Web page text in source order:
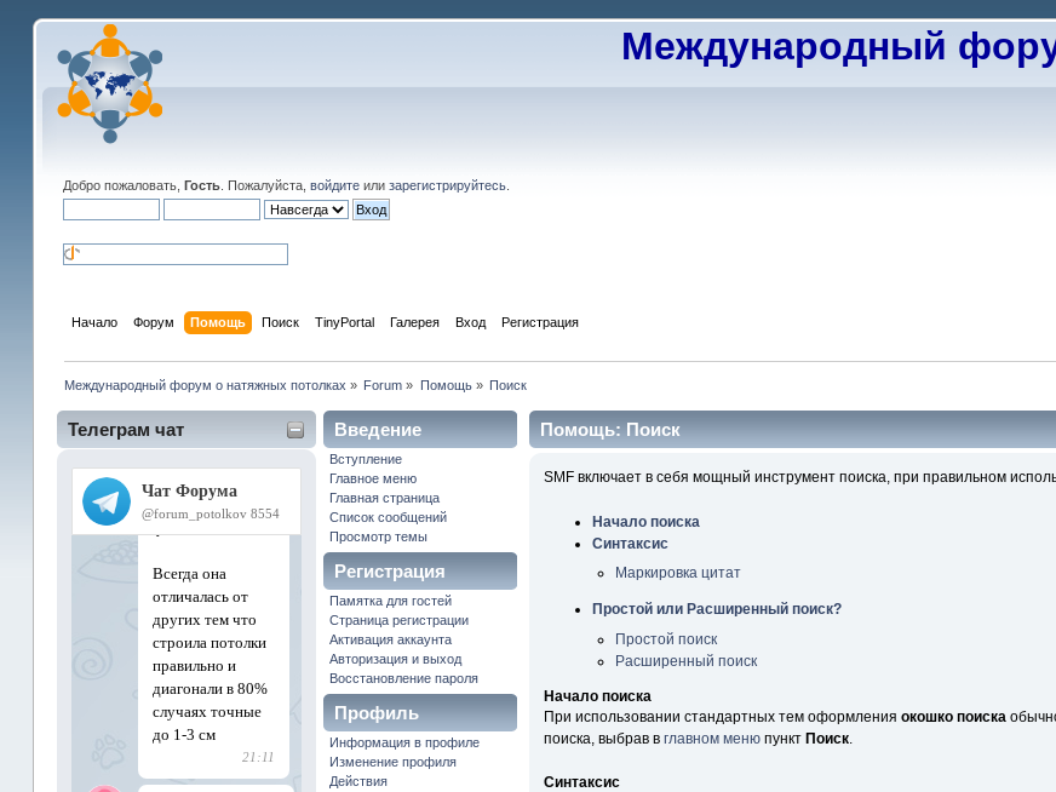
Международный
Добро пожаловать, Гость. Пожалуйста, войдитеили зарегистрируйтесь.
Начало Форум Помощь Поиск TinyPortal Галерея Вход Регистрация
Международный форум о натяжных потолках » Forum » Помощь» Поиск
Телеграм чат Введение
Вступление
Главное меню
Главная страница
Список сообщений
Просмотр темы
Регистрация
Памятка для гостей
Страница регистрации
Активация аккаунта
Авторизация и выход
Восстановление пароля
Профиль
Информация в профиле
Изменение профиля
Действия
Помощь: Поиск
SMF включает в себя мощный инструмент поиска, при правильном
Начало поиска
Синтаксис
Маркировка цитат
Простой или Расширенный поиск?
Простой поиск
Расширенный поиск
Начало поиска
При использовании стандартных тем оформленияокошко поиска
поиска, выбрав вглавном меню пункт Поиск.
Синтаксис